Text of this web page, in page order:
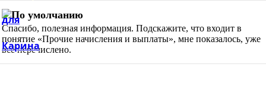
Спасибо, полезная информация. Подскажите, что входит в
понятие «Прочие начисления и выплаты», мне показалось, уже
всё перечислено.